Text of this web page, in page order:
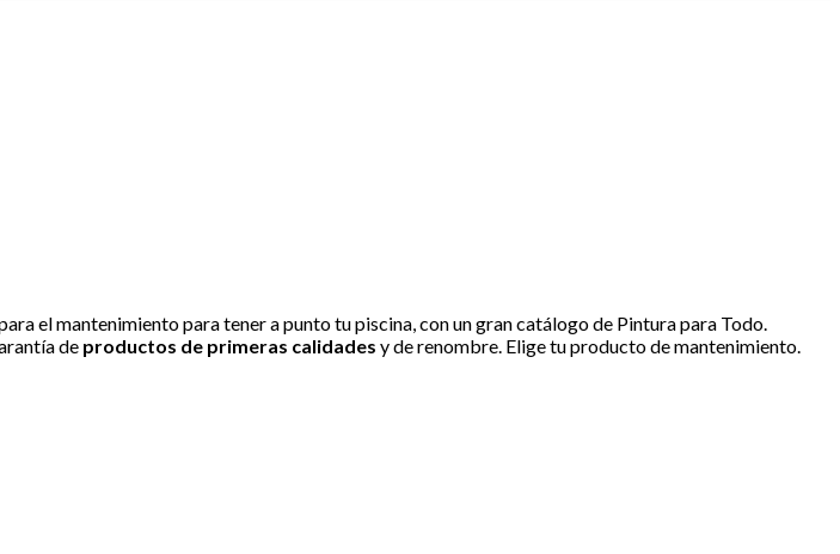
el mantenimiento para tener a punto tu piscina, con un gran catálogo de Pintura para Todo.
de productos de primeras calidades y de renombre. Elige tu producto de mantenimiento.